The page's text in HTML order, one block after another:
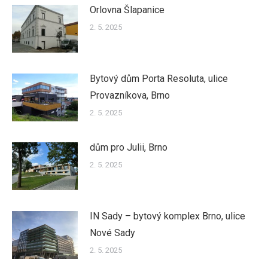
Orlovna Šlapanice
2. 5. 2025
Bytový dům Porta Resoluta, ulice
Provazníkova, Brno
2. 5. 2025
dům pro Julii, Brno
2. 5. 2025
IN Sady – bytový komplex Brno, ulice
Nové Sady
2. 5. 2025